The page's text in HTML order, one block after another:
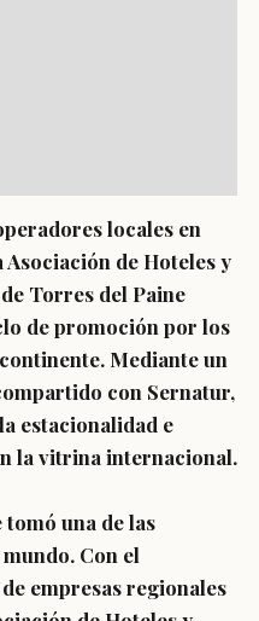
locales en
de Hoteles y
Torres del Paine
de promoción por los
Mediante un
con Sernatur,
estacionalidad e
la vitrina internacional.
tomó una de las
Con el
empresas regionales